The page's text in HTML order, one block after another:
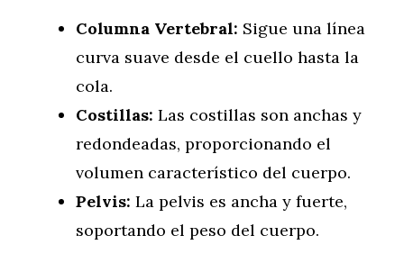
Columna Vertebral: Sigue una línea
curva suave desde el cuello hasta la
cola.
Costillas: Las costillas son anchas y
redondeadas, proporcionando el
volumen característico del cuerpo.
Pelvis: La pelvis es ancha y fuerte,
soportando el peso del cuerpo.